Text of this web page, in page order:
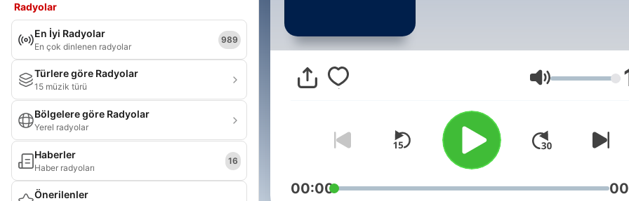
Radyolar
En İyi Radyolar
En çok dinlenen radyolar
989
Türlere göre Radyolar
15 müzik türü
Bölgelere göre Radyolar
Yerel radyolar
Haberler
Haber radyoları
16
Önerilenler
Ses
00:00